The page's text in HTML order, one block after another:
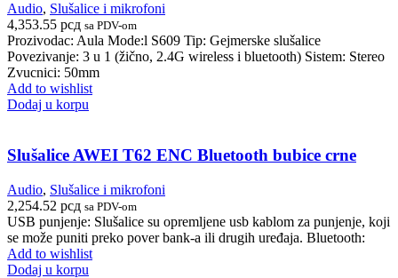
Audio, Slušalice i mikrofoni
4,353.55 рсд sa PDV-om
Prozivodac: Aula Mode:l S609 Tip: Gejmerske slušalice
Povezivanje: 3 u 1 (žično, 2.4G wireless i bluetooth) Sistem: Stereo
Zvucnici: 50mm
Add to wishlist
Dodaj u korpu
Slušalice AWEI T62 ENC Bluetooth bubice crne
Audio, Slušalice i mikrofoni
2,254.52 рсд sa PDV-om
USB punjenje: Slušalice su opremljene usb kablom za punjenje, koji
se može puniti preko pover bank-a ili drugih uređaja. Bluetooth:
Add to wishlist
Dodaj u korpu